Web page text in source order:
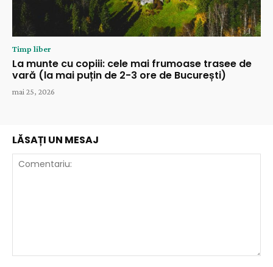
Timp liber
La munte cu copiii: cele mai frumoase trasee de
vară (la mai puțin de 2-3 ore de București)
mai 25, 2026
LĂSAȚI UN MESAJ